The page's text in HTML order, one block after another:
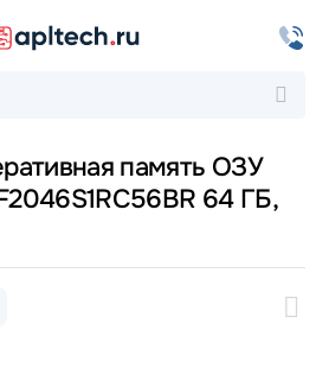
память ОЗУ
64 ГБ,